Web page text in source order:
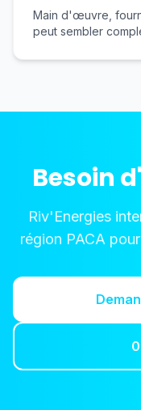
Main d'œuvre,
peut sembler
Besoin
Riv'Energies
région PACA